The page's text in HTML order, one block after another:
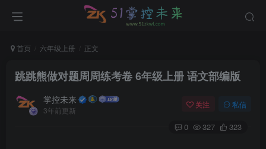
首页 六年级上册 正文
跳跳熊做对题周周练考卷 6年级上册 语文部编版
掌控未来
3年前更新
关注 私信
0 327 323